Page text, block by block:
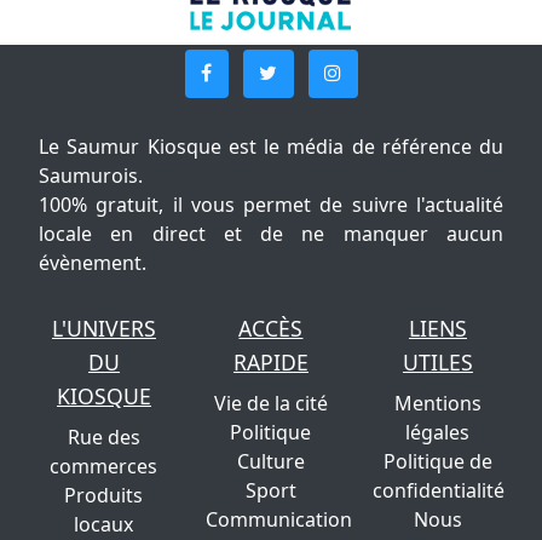
Le Saumur Kiosque est le média de référence du
Saumurois.
100% gratuit, il vous permet de suivre l'actualité
locale en direct et de ne manquer aucun
évènement.
L'UNIVERS
DU
KIOSQUE
Rue des
commerces
Produits
locaux
ACCÈS
RAPIDE
Vie de la cité
Politique
Culture
Sport
Communication
LIENS
UTILES
Mentions
légales
Politique de
confidentialité
Nous